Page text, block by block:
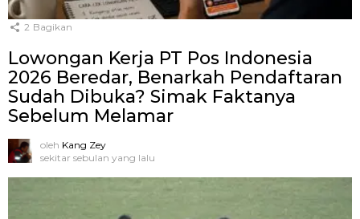
2 Bagikan
Lowongan Kerja PT Pos Indonesia
2026 Beredar, Benarkah Pendaftaran
Sudah Dibuka? Simak Faktanya
Sebelum Melamar
oleh Kang Zey
sekitar sebulan yang lalu